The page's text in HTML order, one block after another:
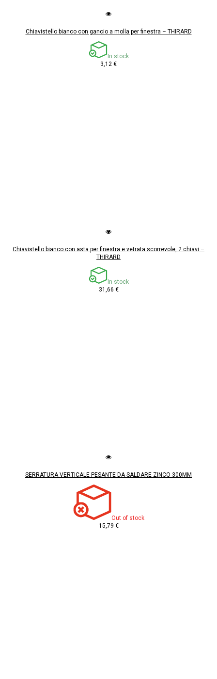
Chiavistello bianco con gancio a molla per finestra – THIRARD
In stock
3,12 €
Chiavistello bianco con asta per finestra e vetrata scorrevole, 2 chiavi –
THIRARD
In stock
31,66 €
SERRATURA VERTICALE PESANTE DA SALDARE ZINCO 300MM
Out of stock
15,79 €